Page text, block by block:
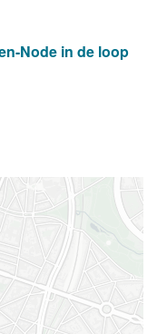
Node in de loop